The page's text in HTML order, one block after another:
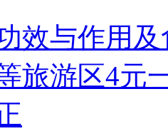
效与作用
旅游区4元